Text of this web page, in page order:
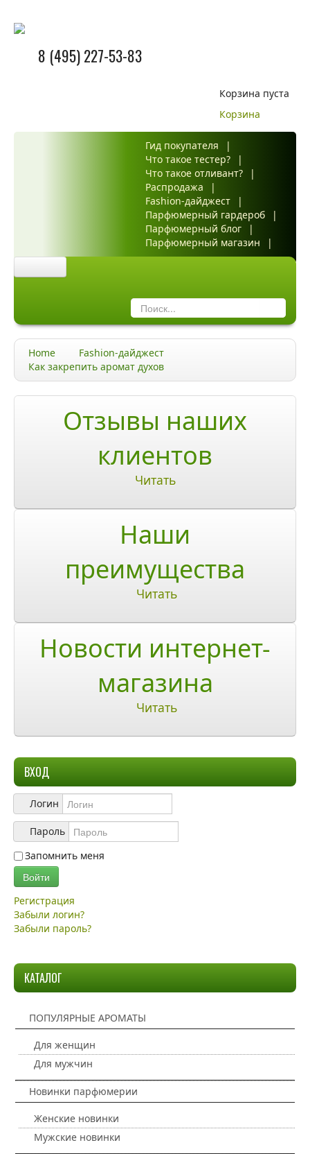
8 (495) 227-53-83
Корзина пуста
Корзина
Гид покупателя
|
Что такое тестер?
|
Что такое отливант?
|
Распродажа
|
Fashion-дайджест
|
Парфюмерный гардероб
|
Парфюмерный блог
|
Парфюмерный магазин
|
Качество и гарантии
Акции и скидки
Доставка и оплата
Доставка и оплата по Москве
Доставка по Санкт-Петербугу
Доставка и оплата по России
Ответы на часто задаваемые вопросы
Home
Fashion-дайджест
Как закрепить аромат духов
Отзывы наших
клиентов
Читать
Наши
преимущества
Читать
Новости интернет-
магазина
Читать
ВХОД
Логин
Пароль
Запомнить меня
Войти
Регистрация
Забыли логин?
Забыли пароль?
КАТАЛОГ
ПОПУЛЯРНЫЕ АРОМАТЫ
Для женщин
Для мужчин
Новинки парфюмерии
Женские новинки
Мужские новинки